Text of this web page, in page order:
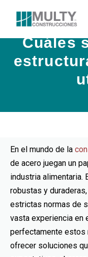
Cuáles
En el mundo de la
de acero juegan un
industria alimentaria.
robustas y
estrictas normas de
vasta experiencia en
perfectamente
ofrecer soluciones